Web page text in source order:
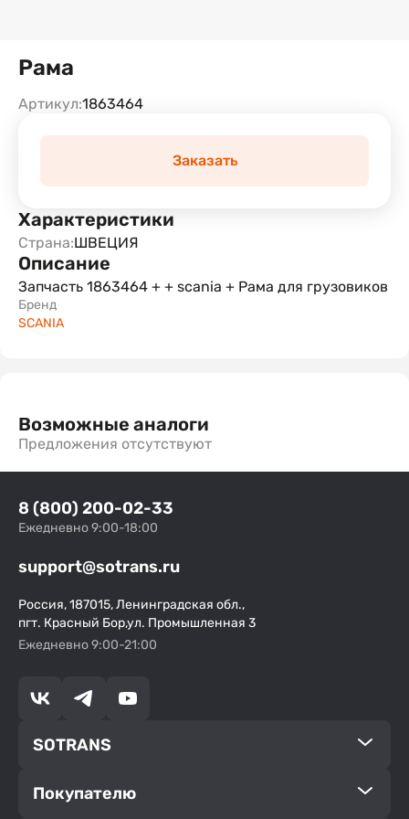
Рама
Артикул:1863464
Заказать
Характеристики
Страна:ШВЕЦИЯ
Описание
Запчасть 1863464 + + scania + Рама для грузовиков
Бренд
SCANIA
Возможные аналоги
Предложения отсутствуют
8 (800) 200-02-33
Ежедневно 9:00-18:00
support@sotrans.ru
Россия, 187015, Ленинградская обл.,
пгт. Красный Бор,ул. Промышленная 3
Ежедневно 9:00-21:00
SOTRANS
Покупателю